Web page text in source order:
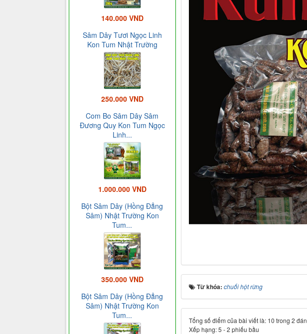
Từ khóa: chuối hột rừng
Tổng số điểm của bài viết là: 10 trong 2
Xếp hạng:5 -2 phiếu bầu
140.000 VND
Sâm Dây Tươi Ngọc Linh
Kon Tum Nhật Trường
250.000 VND
Com Bo Sâm Dây Sâm
Đương Quy Kon Tum Ngọc
Linh...
1.000.000 VND
Bột Sâm Dây (Hồng Đẳng
Sâm) Nhật Trường Kon
Tum...
350.000 VND
Bột Sâm Dây (Hồng Đẳng
Sâm) Nhật Trường Kon
Tum...